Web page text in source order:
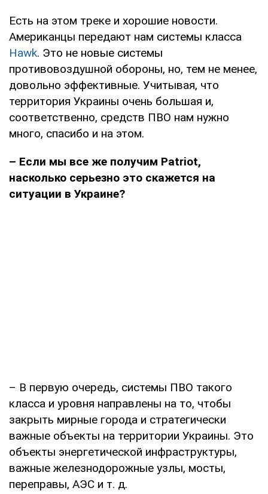
Есть на этом треке и хорошие новости.
Американцы передают нам системы класса
Hawk. Это не новые системы
противовоздушной обороны, но, тем не менее,
довольно эффективные. Учитывая, что
территория Украины очень большая и,
соответственно, средств ПВО нам нужно
много, спасибо и на этом.
– Если мы все же получим Patriot,
насколько серьезно это скажется на
ситуации в Украине?
– В первую очередь, системы ПВО такого
класса и уровня направлены на то, чтобы
закрыть мирные города и стратегически
важные объекты на территории Украины. Это
объекты энергетической инфраструктуры,
важные железнодорожные узлы, мосты,
переправы, АЭС и т. д.